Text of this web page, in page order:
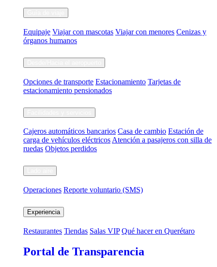
Equipaje Viajar con mascotas Viajar con menores Cenizas y
órganos humanos
Opciones de transporte Estacionamiento Tarjetas de
estacionamiento pensionados
Cajeros automáticos bancarios Casa de cambio Estación de
carga de vehículos eléctricosAtención a pasajeros con silla de
ruedas Objetos perdidos
Operaciones Reporte voluntario (SMS)
Experiencia
Restaurantes Tiendas Salas VIP Qué hacer en Querétaro
Portal de Transparencia